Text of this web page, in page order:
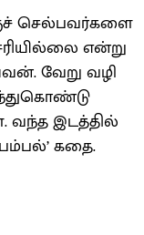
செல்​பவர்​களை
என்று
வேறு வழி​
இடத்​தில்
கதை.